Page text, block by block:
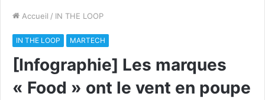
Accueil / IN THE LOOP
IN THE LOOP MARTECH
[Infographie] Les marques
« Food » ont le vent en poupe